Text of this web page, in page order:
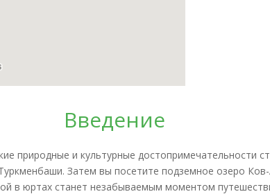
Введение
природные и культурные достопримечательности
Затем вы посетите подземное озеро
в юртах станет незабываемым моментом